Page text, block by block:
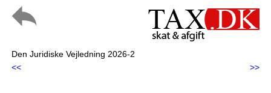
Den Juridiske Vejledning 2026-2
<<
>>